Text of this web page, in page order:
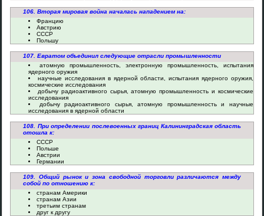
106. Вторая мировая война началась нападением на:
Францию
Австрию
СССР
Польшу
107. Евратом объединил следующие отрасли промышленности
атомную промышленность, электронную промышленность, испытания
ядерного оружия
научные исследования в ядерной области, испытания ядерного оружия,
космические исследования
добычу радиоактивного сырья, атомную промышленность и космические
исследования
добычу радиоактивного сырья, атомную промышленность и научные
исследования в ядерной области
108. При определении послевоенных границ Калининградская область
отошла к:
СССР
Польше
Австрии
Германии
109. Общий рынок и зона свободной торговли различаются между
собой по отношению к:
странам Америки
странам Азии
третьим странам
друг к другу